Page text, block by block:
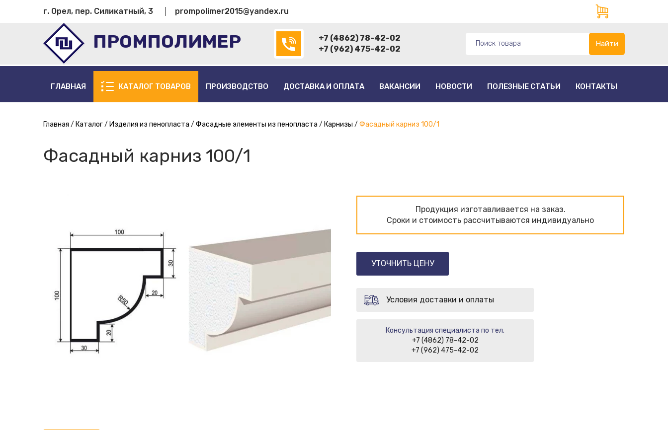
г. Орел, пер. Силикатный, 3 prompolimer2015@yandex.ru
ПРОМПОЛИМЕР
+7 (4862) 78-42-02
+7 (962) 475-42-02
Найти
ГЛАВНАЯ КАТАЛОГ ТОВАРОВ ПРОИЗВОДСТВО ДОСТАВКА И ОПЛАТА ВАКАНСИИ НОВОСТИ ПОЛЕЗНЫЕ СТАТЬИ КОНТАКТЫ
Главная Каталог Изделия из пенопласта Фасадные элементы из пенопласта Карнизы Фасадный карниз 100/1
Фасадный карниз 100/1
Продукция изготавливаeтся на заказ.
Сроки и стоимость рассчитываются индивидуально
УТОЧНИТЬ ЦЕНУ
Условия доставки и оплаты
Консультация специалиста по тел.
+7 (4862) 78-42-02
+7 (962) 475-42-02